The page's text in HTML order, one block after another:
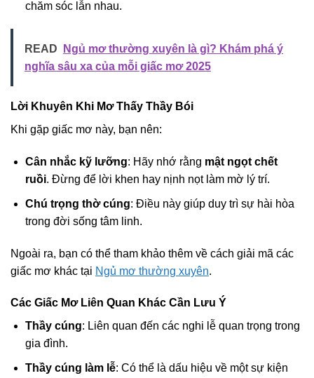
chăm sóc lẫn nhau.
READ
Ngủ mơ thường xuyên là gì? Khám phá ý
nghĩa sâu xa của mỗi giấc mơ 2025
Lời Khuyên Khi Mơ Thấy Thầy Bói
Khi gặp giấc mơ này, bạn nên:
Cân nhắc kỹ lưỡng: Hãy nhớ rằng mật ngọt chết
ruồi. Đừng để lời khen hay nịnh nọt làm mờ lý trí.
Chú trọng thờ cúng: Điều này giúp duy trì sự hài hòa
trong đời sống tâm linh.
Ngoài ra, bạn có thể tham khảo thêm về cách giải mã các
giấc mơ khác tại Ngủ mơ thường xuyên.
Các Giấc Mơ Liên Quan Khác Cần Lưu Ý
Thầy cúng: Liên quan đến các nghi lễ quan trọng trong
gia đình.
Thầy cúng làm lễ: Có thể là dấu hiệu về một sự kiện